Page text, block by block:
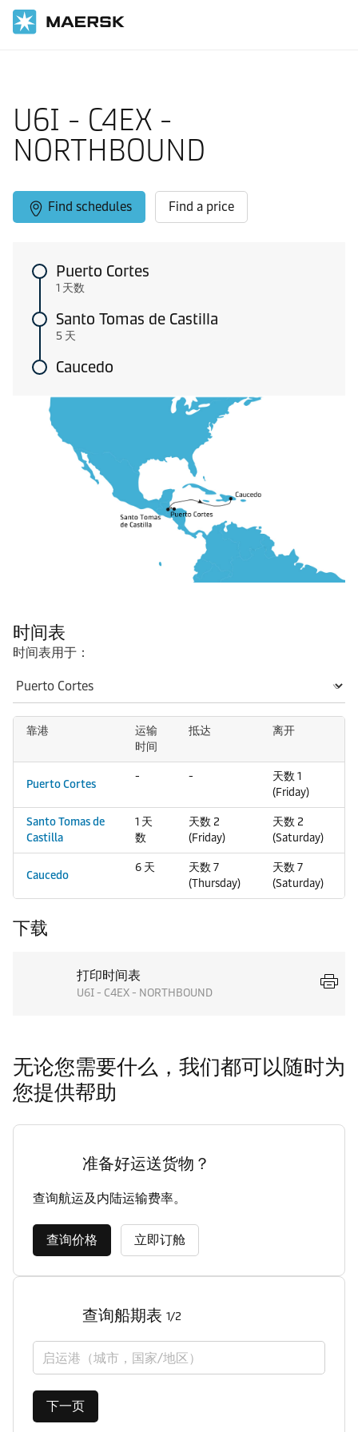
U6I - C4EX -
NORTHBOUND
Find schedules Find a price
Puerto Cortes
1 天数
Santo Tomas de Castilla
5 天
Caucedo
时间表
时间表用于：
靠港
运输
时间
抵达 离开
Puerto Cortes
- -
天数 1
(Friday)
Santo Tomas de
Castilla
1 天
数
天数 2
(Friday)
天数 2
(Saturday)
Caucedo
6 天
天数 7
(Thursday)
天数 7
(Saturday)
下载
打印时间表
U6I - C4EX - NORTHBOUND
无论您需要什么，我们都可以随时为
您提供帮助
准备好运送货物？
查询航运及内陆运输费率。
查询价格 立即订舱
查询船期表 1/2
启运港（城市，国家/地区）
下一页